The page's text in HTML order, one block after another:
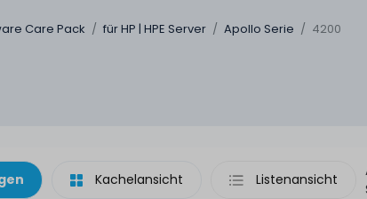
Care Pack für HP | HPE Server Apollo Serie 4200
Kachelansicht Listenansicht